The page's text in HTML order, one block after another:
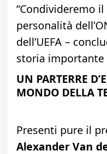
“Condivideremo
personalità
dell’UEFA –
storia importante
UN PARTERRE
MONDO DELLA
Presenti pure il
Alexander Van